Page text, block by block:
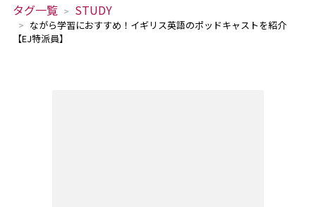
タグ一覧 STUDY
ながら学習におすすめ！イギリス英語のポッドキャストを紹介
【EJ特派員】